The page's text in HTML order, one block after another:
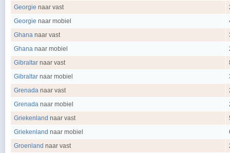
Georgie naar vast
Georgie naar mobiel
Ghana naar vast
Ghana naar mobiel
Gibraltar naar vast
Gibraltar naar mobiel
Grenada naar vast
Grenada naar mobiel
Griekenland naar vast
Griekenland naar mobiel
Groenland naar vast